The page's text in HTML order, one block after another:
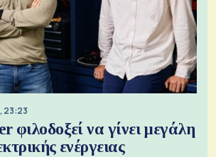
23:23
φιλοδοξεί να γίνει μεγάλη
ενέργειας